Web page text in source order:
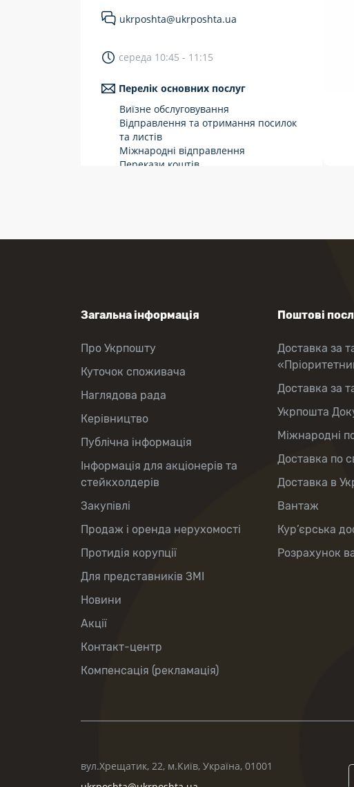
ukrposhta@ukrposhta.ua
середа 10:45 - 11:15
Перелік основних послуг
Виїзне обслуговування
Відправлення та отримання посилок
та листів
Міжнародні відправлення
Перекази коштів
Загальна інформація
Про Укрпошту
Куточок споживача
Наглядова рада
Керівництво
Публічна інформація
Інформація для акціонерів та
стейкхолдерів
Закупівлі
Продаж і оренда нерухомості
Протидія корупції
Для представників ЗМІ
Новини
Акції
Контакт-центр
Компенсація (рекламація)
Поштові
Доставка за
Доставка за
Укрпошта
Міжнародні
Доставка по
Доставка в
Вантаж
Кур’єрська
Розрахунок
вул.Хрещатик, 22, м.Київ, Україна, 01001